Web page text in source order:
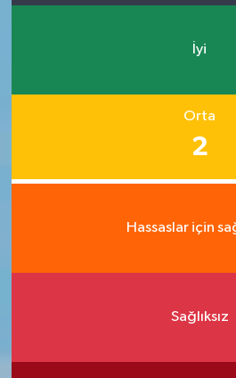
İyi
Orta
2
Hassaslar için
Sağlıksız